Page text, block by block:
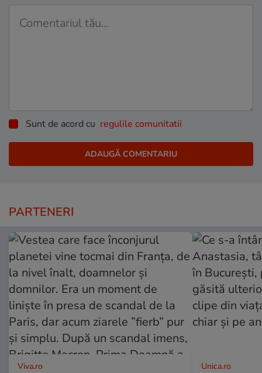
Sunt de acord cu regulile comunitatii
PARTENERI
Viva.ro Unica.ro